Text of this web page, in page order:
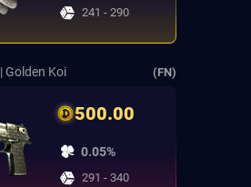
241 - 290
| Golden Koi (FN)
500.00
0.05%
291 - 340